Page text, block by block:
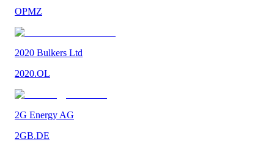
OPMZ
2020 Bulkers Ltd
2020.OL
2G Energy AG
2GB.DE